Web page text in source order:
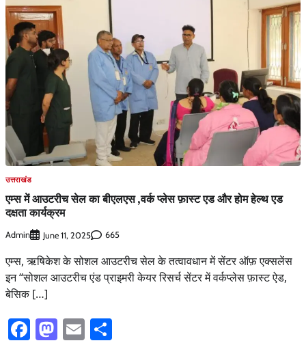
उत्तराखंड
एम्स में आउटरीच सेल का बीएलएस ,वर्क प्लेस फ़ास्ट एड और होम हेल्थ एड
दक्षता कार्यक्रम
Admin June 11, 2025 665
एम्स, ऋषिकेश के सोशल आउटरीच सेल के तत्वावधान में सेंटर ऑफ़ एक्सलेंस
इन “सोशल आउटरीच एंड प्राइमरी केयर रिसर्च सेंटर में वर्कप्लेस फ़ास्ट ऐड,
बेसिक […]
Facebook
Mastodon
Email